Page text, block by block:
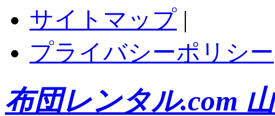
サイトマップ |
プライバシーポリシー
布団レンタル.com